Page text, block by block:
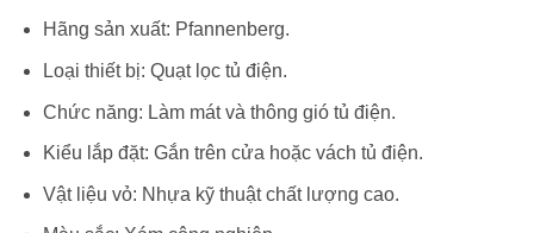
Hãng sản xuất: Pfannenberg.
Loại thiết bị: Quạt lọc tủ điện.
Chức năng: Làm mát và thông gió tủ điện.
Kiểu lắp đặt: Gắn trên cửa hoặc vách tủ điện.
Vật liệu vỏ: Nhựa kỹ thuật chất lượng cao.